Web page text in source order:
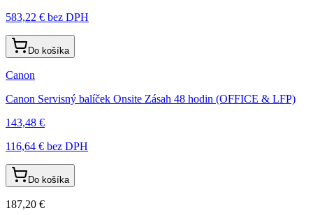
583,22 € bez DPH
Do košíka
Canon
Canon Servisný balíček Onsite Zásah 48 hodin (OFFICE & LFP)
143,48 €
116,64 € bez DPH
Do košíka
187,20 €